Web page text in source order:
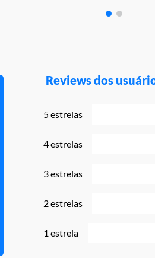
Reviews dos
5 estrelas
4 estrelas
3 estrelas
2 estrelas
1 estrela